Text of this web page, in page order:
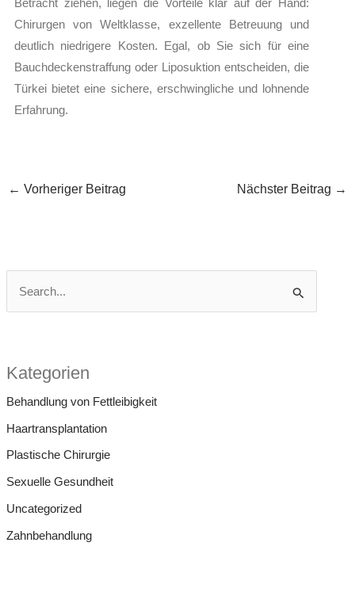
Betracht ziehen, liegen die Vorteile klar auf der Hand:
Chirurgen von Weltklasse, exzellente Betreuung und
deutlich niedrigere Kosten. Egal, ob Sie sich für eine
Bauchdeckenstraffung oder Liposuktion entscheiden, die
Türkei bietet eine sichere, erschwingliche und lohnende
Erfahrung.
← Vorheriger Beitrag Nächster Beitrag →
h
a
c
h
:
Kategorien
Behandlung von Fettleibigkeit
Haartransplantation
Plastische Chirurgie
Sexuelle Gesundheit
Uncategorized
Zahnbehandlung